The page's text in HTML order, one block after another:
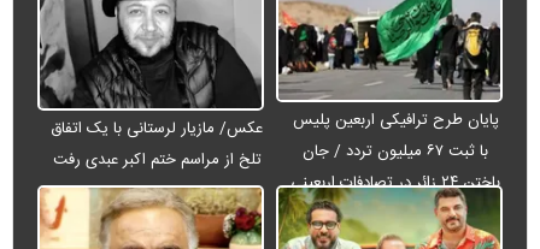
پایان طرح ترافیکی اربعین پلیس
با ثبت ۶۷ میلیون تردد / جان
باختن ۲۴ زائر در تصادفات اربعینی
عکس/ مازیار لرستانی با یک اتفاق
تلخ از مراسم ختم اکبر عبدی رفت